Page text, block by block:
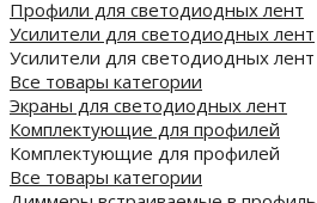
Профили для светодиодных лент
Усилители для светодиодных лент
Усилители для светодиодных лент
Все товары категории
Экраны для светодиодных лент
Комплектующие для профилей
Комплектующие для профилей
Все товары категории